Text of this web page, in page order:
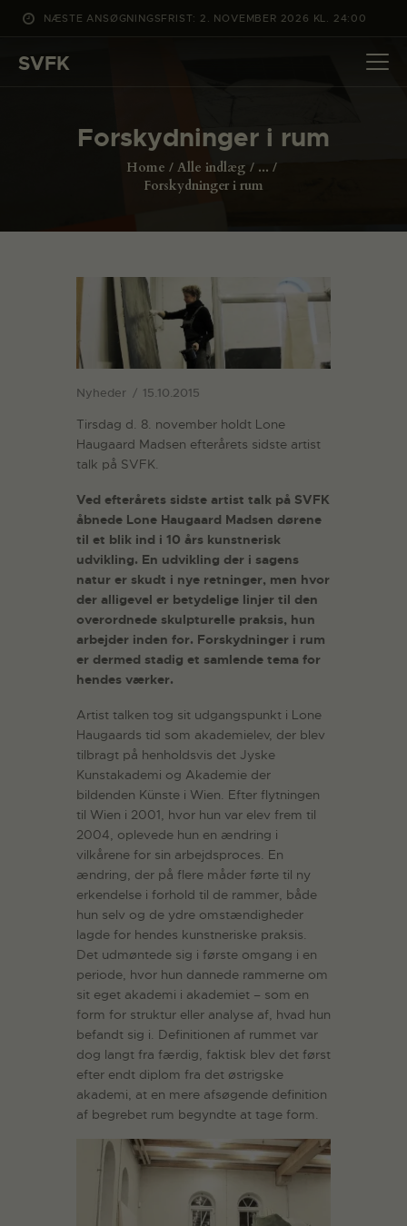
NÆSTE ANSØGNINGSFRIST: 2. NOVEMBER 2026 KL. 24:00
SVFK
Forskydninger i rum
Home Alle indlæg
...
Forskydninger i rum
DET SKER
PROJEKTER
CHANNEL
Nyheder 15.10.2015
Tirsdag d. 8. november holdt Lone
Haugaard Madsen efterårets sidste artist
talk på SVFK.
Ved efterårets sidste artist talk på SVFK
åbnede Lone Haugaard Madsen dørene
til et blik ind i 10 års kunstnerisk
udvikling. En udvikling der i sagens
natur er skudt i nye retninger, men hvor
der alligevel er betydelige linjer til den
overordnede skulpturelle praksis, hun
arbejder inden for. Forskydninger i rum
er dermed stadig et samlende tema for
hendes værker.
Artist talken tog sit udgangspunkt i Lone
Haugaards tid som akademielev, der blev
tilbragt på henholdsvis det Jyske
Kunstakademi og Akademie der
bildenden Künste i Wien. Efter flytningen
til Wien i 2001, hvor hun var elev frem til
2004, oplevede hun en ændring i
vilkårene for sin arbejdsproces. En
ændring, der på flere måder førte til ny
erkendelse i forhold til de rammer, både
hun selv og de ydre omstændigheder
lagde for hendes kunstneriske praksis.
Det udmøntede sig i første omgang i en
periode, hvor hun dannede rammerne om
sit eget akademi i akademiet – som en
form for struktur eller analyse af, hvad hun
befandt sig i. Definitionen af rummet var
dog langt fra færdig, faktisk blev det først
efter endt diplom fra det østrigske
akademi, at en mere afsøgende definition
af begrebet rum begyndte at tage form.